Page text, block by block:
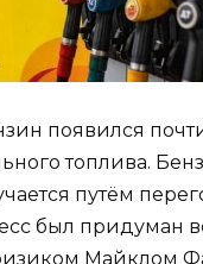
появился
топлива.
путём
был придуман
Майклом